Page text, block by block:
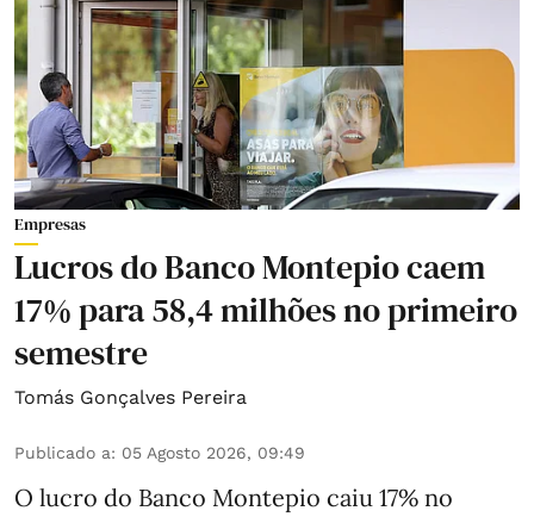
Empresas
Lucros do Banco Montepio caem
17% para 58,4 milhões no primeiro
semestre
Tomás Gonçalves Pereira
Publicado a: 05 Agosto 2026, 09:49
O lucro do Banco Montepio caiu 17% no